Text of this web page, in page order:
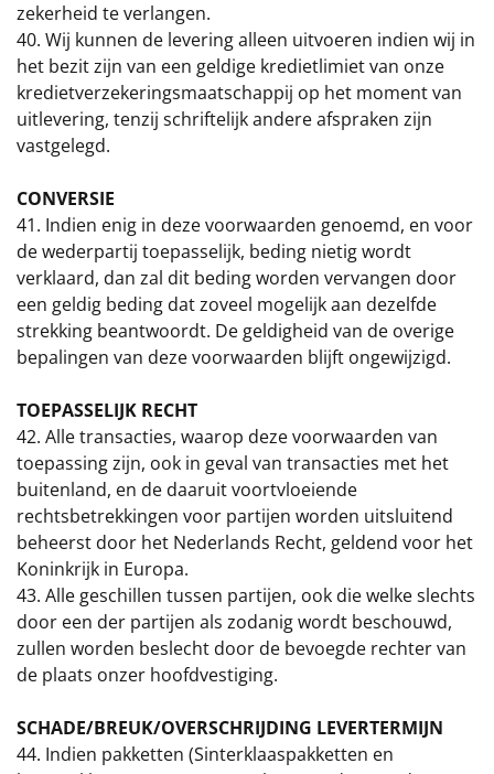
zekerheid te verlangen.
40. Wij kunnen de levering alleen uitvoeren indien wij in
het bezit zijn van een geldige kredietlimiet van onze
kredietverzekeringsmaatschappij op het moment van
uitlevering, tenzij schriftelijk andere afspraken zijn
vastgelegd.
CONVERSIE
41. Indien enig in deze voorwaarden genoemd, en voor
de wederpartij toepasselijk, beding nietig wordt
verklaard, dan zal dit beding worden vervangen door
een geldig beding dat zoveel mogelijk aan dezelfde
strekking beantwoordt. De geldigheid van de overige
bepalingen van deze voorwaarden blijft ongewijzigd.
TOEPASSELIJK RECHT
42. Alle transacties, waarop deze voorwaarden van
toepassing zijn, ook in geval van transacties met het
buitenland, en de daaruit voortvloeiende
rechtsbetrekkingen voor partijen worden uitsluitend
beheerst door het Nederlands Recht, geldend voor het
Koninkrijk in Europa.
43. Alle geschillen tussen partijen, ook die welke slechts
door een der partijen als zodanig wordt beschouwd,
zullen worden beslecht door de bevoegde rechter van
de plaats onzer hoofdvestiging.
SCHADE/BREUK/OVERSCHRIJDING LEVERTERMIJN
44. Indien pakketten (Sinterklaaspakketten en